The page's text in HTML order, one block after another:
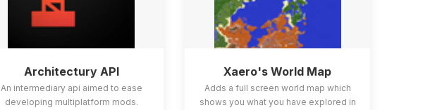
Architectury API
An intermediary api aimed to ease
developing multiplatform mods.
Xaero's World Map
Adds a full screen world map which
shows you what you have explored in